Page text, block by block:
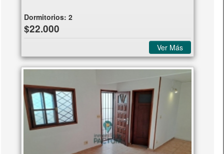
Dormitorios:2
$22.000
Ver Más